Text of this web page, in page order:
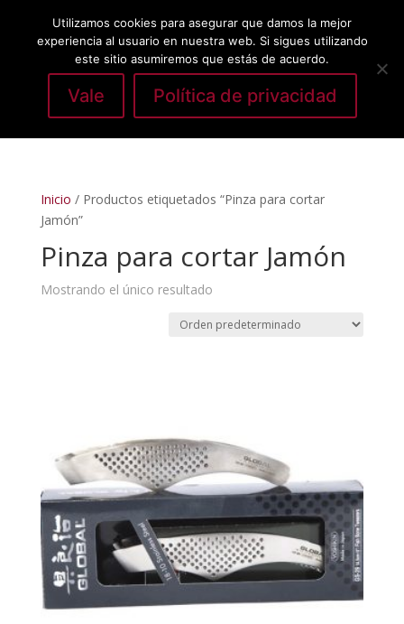
Seleccionar página
Inicio / Productos etiquetados “Pinza para cortar
Jamón”
Pinza para cortar Jamón
Mostrando el único resultado
Utilizamos cookies para asegurar que damos la mejor
experiencia al usuario en nuestra web. Si sigues utilizando
este sitio asumiremos que estás de acuerdo.
Vale Política de privacidad